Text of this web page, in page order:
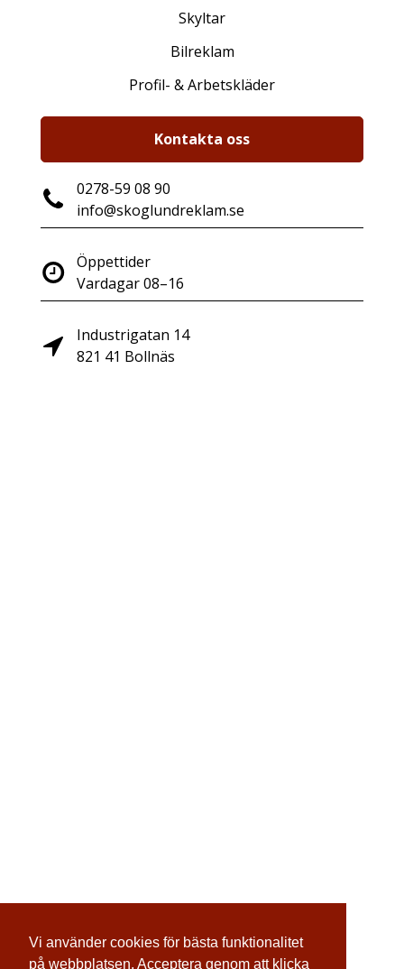
Vi använder cookies för bästa funktionalitet
på webbplatsen. Acceptera genom att klicka
Skyltar
Bilreklam
Profil- & Arbetskläder
Kontakta oss
0278-59 08 90
info@skoglundreklam.se
Öppettider
Vardagar 08–16
Industrigatan 14
821 41 Bollnäs